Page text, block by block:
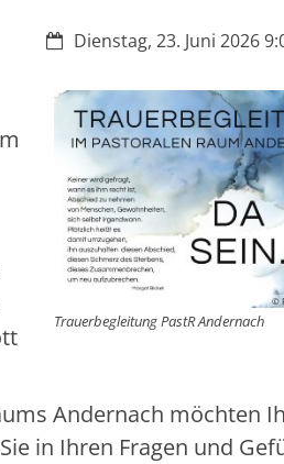
Datum:Dienstag, 23. Juni 2026
©
Trauerbegleitung PastR Andernach
Andernach möchten
in Ihren Fragen und